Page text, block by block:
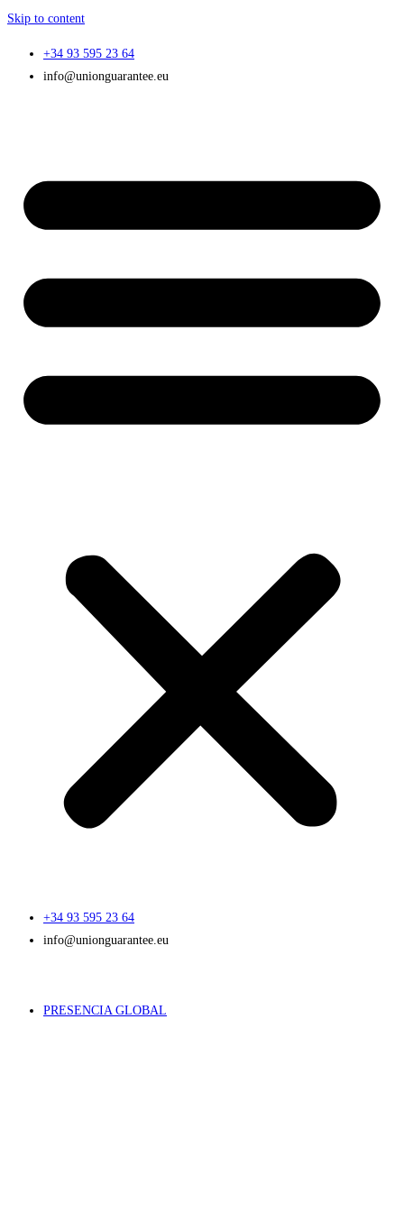
Skip to content
+34 93 595 23 64
info@unionguarantee.eu
+34 93 595 23 64
info@unionguarantee.eu
PRESENCIA GLOBAL